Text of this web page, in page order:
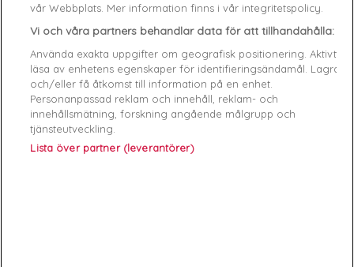
Reference W0YI0F-JBLK M
Data sheet
Färg Svart
Matière
Femme
vår Webbplats. Mer information finns i vår integritetspolicy.
Vi och våra partners behandlar data för att tillhandahålla:
Använda exakta uppgifter om geografisk positionering. Aktivt
läsa av enhetens egenskaper för identifieringsändamål. Lagra
och/eller få åtkomst till information på en enhet.
Personanpassad reklam och innehåll, reklam- och
innehållsmätning, forskning angående målgrupp och
tjänsteutveckling.
Lista över partner (leverantörer)